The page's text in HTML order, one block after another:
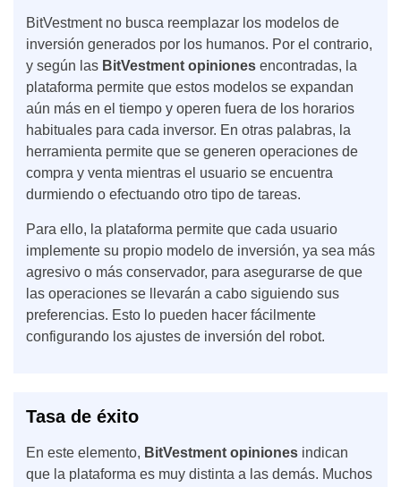
BitVestment no busca reemplazar los modelos de
inversión generados por los humanos. Por el contrario,
y según las BitVestment opiniones encontradas, la
plataforma permite que estos modelos se expandan
aún más en el tiempo y operen fuera de los horarios
habituales para cada inversor. En otras palabras, la
herramienta permite que se generen operaciones de
compra y venta mientras el usuario se encuentra
durmiendo o efectuando otro tipo de tareas.
Para ello, la plataforma permite que cada usuario
implemente su propio modelo de inversión, ya sea más
agresivo o más conservador, para asegurarse de que
las operaciones se llevarán a cabo siguiendo sus
preferencias. Esto lo pueden hacer fácilmente
configurando los ajustes de inversión del robot.
Tasa de éxito
En este elemento, BitVestment opiniones indican
que la plataforma es muy distinta a las demás. Muchos